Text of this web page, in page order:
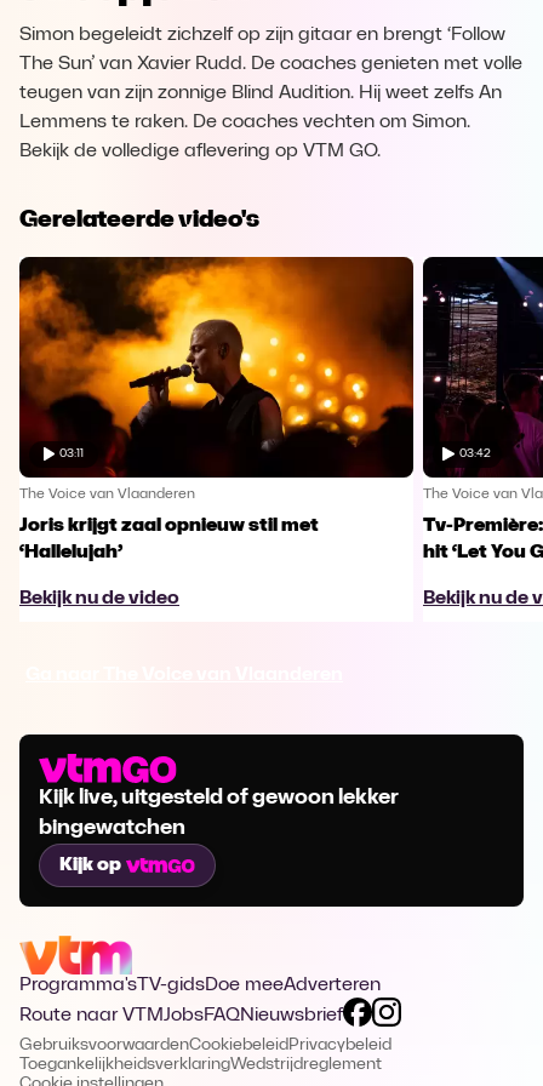
Simon begeleidt zichzelf op zijn gitaar en brengt ‘Follow
The Sun’ van Xavier Rudd. De coaches genieten met volle
teugen van zijn zonnige Blind Audition. Hij weet zelfs An
Lemmens te raken. De coaches vechten om Simon.
Bekijk de volledige aflevering op VTM GO.
Gerelateerde video's
03:11
The Voice van Vlaanderen
Joris krijgt zaal opnieuw stil met
‘Hallelujah’
Bekijk nu de video
03:42
The Voice van
Tv-
hit ‘Let You
Bekijk nu de
Kijk live, uitgesteld of gewoon lekker
bingewatchen
Kijk op
Programma's TV-gidsDoe meeAdverteren
Route naar VTMJobsFAQNieuwsbrief
GebruiksvoorwaardenCookiebeleid Privacybeleid
ToegankelijkheidsverklaringWedstrijdreglement